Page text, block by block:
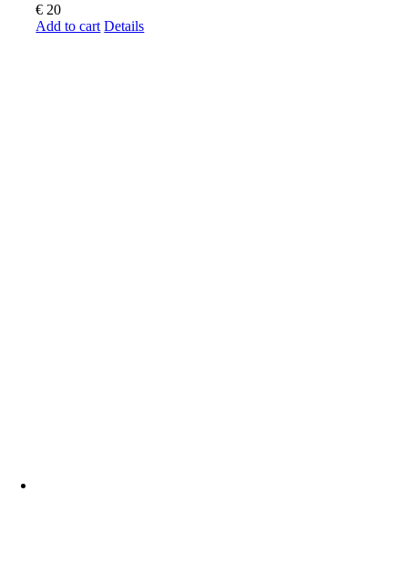
€ 20
Add to cart Details